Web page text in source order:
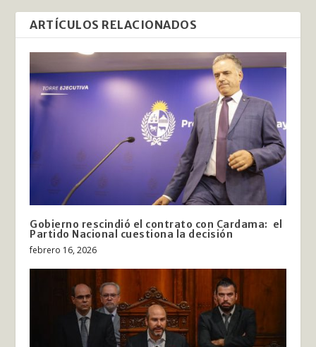
ARTÍCULOS RELACIONADOS
Gobierno rescindió el contrato con Cardama: el
Partido Nacional cuestiona la decisión
febrero 16, 2026